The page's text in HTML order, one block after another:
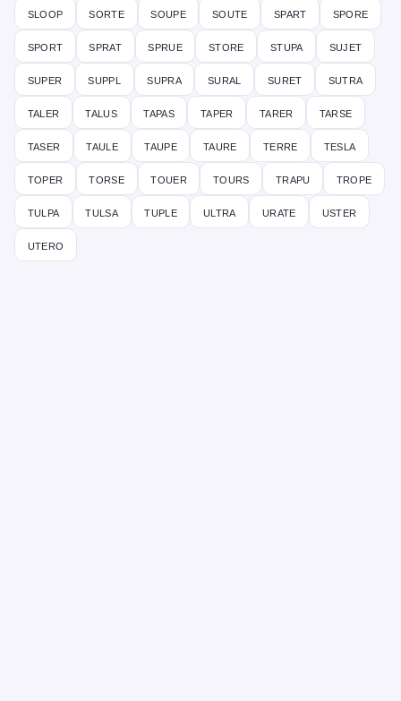
sloop sorte soupe soute spart spore
sport sprat sprue store stupa sujet
super suppl supra sural suret sutra
taler talus tapas taper tarer tarse
taser taule taupe taure terre tesla
toper torse touer tours trapu trope
tulpa tulsa tuple ultra urate uster
utero